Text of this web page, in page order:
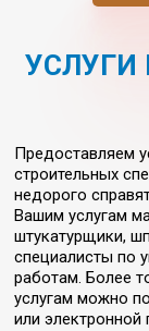
Предоставляем
строительных
недорого
Вашим услугам
штукатурщики,
специалисты по
работам. Более
услугам можно
или электронной